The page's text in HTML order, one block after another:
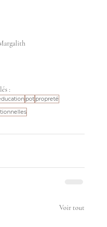
:
pot propreté
Voir tout